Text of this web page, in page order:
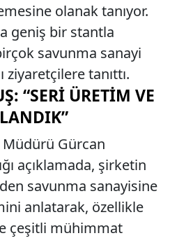
olanak tanıyor.
geniş bir stantla
savunma sanayi
tanıttı.
“SERI ÜRETIM VE
Müdürü Gürcan
açıklamada, şirketin
savunma sanayisine
anlatarak, özellikle
çeşitli mühimmat